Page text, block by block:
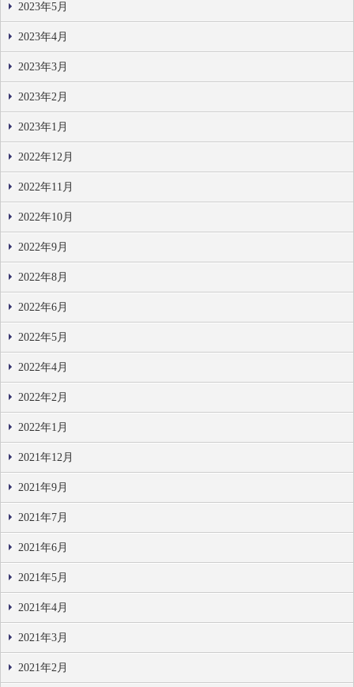
2023年5月
2023年4月
2023年3月
2023年2月
2023年1月
2022年12月
2022年11月
2022年10月
2022年9月
2022年8月
2022年6月
2022年5月
2022年4月
2022年2月
2022年1月
2021年12月
2021年9月
2021年7月
2021年6月
2021年5月
2021年4月
2021年3月
2021年2月